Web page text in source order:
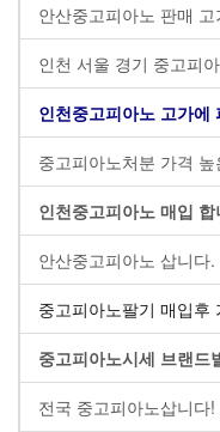
안산중고피아노 판매 고
인천 서울 경기 중고피
인천중고피아노 고가에
중고피아노처분 가격
인천중고피아노 매입
안산중고피아노 삽니다.
중고피아노팔기 매입후
중고피아노시세 브랜드
전국 중고피아노삽니다